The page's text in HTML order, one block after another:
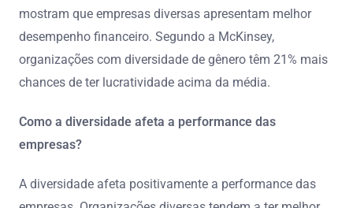
mostram que empresas diversas apresentam melhor
desempenho financeiro. Segundo a McKinsey,
organizações com diversidade de gênero têm 21% mais
chances de ter lucratividade acima da média.
Como a diversidade afeta a performance das
empresas?
A diversidade afeta positivamente a performance das